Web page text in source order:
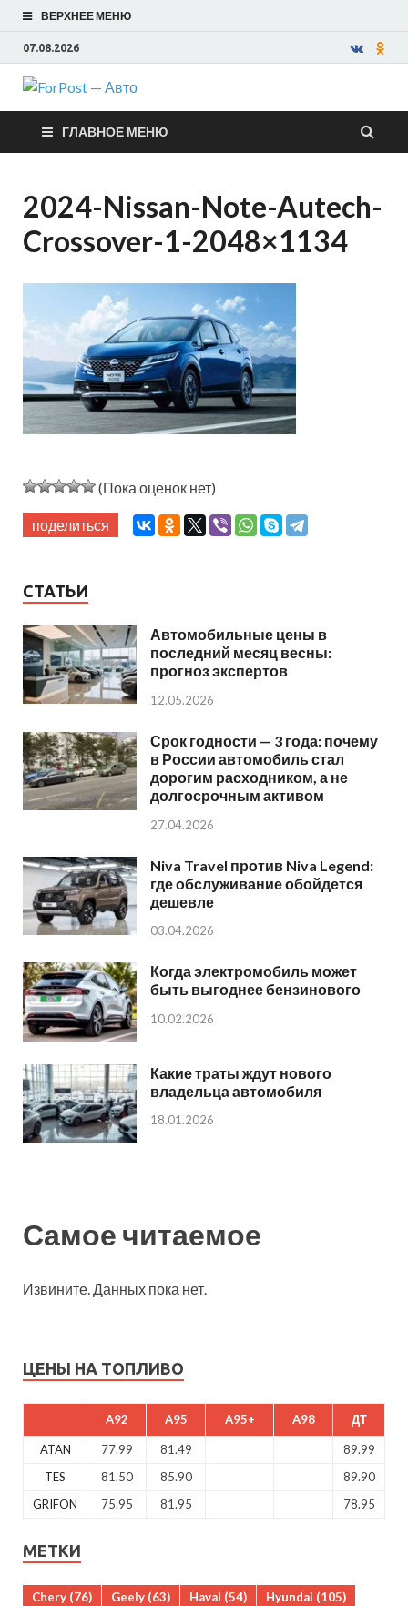
ВЕРХНЕЕ МЕНЮ
07.08.2026
ForPost —
Авто
ГЛАВНОЕ МЕНЮ
2024-Nissan-Note-Autech-
Crossover-1-2048×1134
(Пока оценок нет)
поделиться
СТАТЬИ
Автомобильные цены в
последний месяц весны:
прогноз экспертов
12.05.2026
Срок годности — 3 года: почему
в России автомобиль стал
дорогим расходником, а не
долгосрочным активом
27.04.2026
Niva Travel против Niva Legend:
где обслуживание обойдется
дешевле
03.04.2026
Когда электромобиль может
быть выгоднее бензинового
10.02.2026
Какие траты ждут нового
владельца автомобиля
18.01.2026
Самое читаемое
Извините. Данных пока нет.
ЦЕНЫ НА ТОПЛИВО
A92 A95 A95+ A98 ДТ
ATAN 77.99 81.49
89.99
TES
81.50 85.90
89.90
GRIFON
75.95 81.95 78.95
МЕТКИ
Chery (76) Geely (63) Haval (54) Hyundai (105)